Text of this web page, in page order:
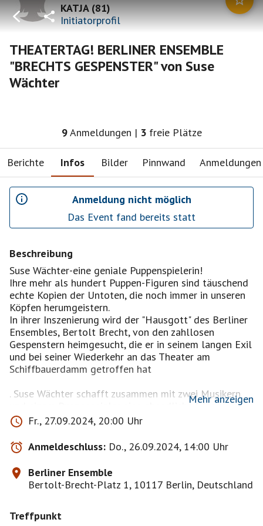
KATJA(81)
Initiatorprofil
THEATERTAG! BERLINER ENSEMBLE
"BRECHTS GESPENSTER" von Suse
Wächter
9Anmeldungen | 3 freie Plätze
Berichte Infos Bilder Pinnwand Anmeldungen
Anmeldung nicht möglich
Das Event fand bereits statt
Beschreibung
Suse Wächter-eine geniale Puppenspielerin!
Ihre mehr als hundert Puppen-Figuren sind täuschend
echte Kopien der Untoten, die noch immer in unseren
Köpfen herumgeistern.
In ihrer Inszenierung wird der "Hausgott" des Berliner
Ensembles, Bertolt Brecht, von den zahllosen
Gespenstern heimgesucht, die er in seinem langen Exil
und bei seiner Wiederkehr an das Theater am
Schiffbauerdamm getroffen hat
. Suse Wächter schafft zusammen mit zwei Musikern
und einem Puppenspieler eine abendliche Séance, in
der die kleinen Wesen mit der großen Aura ihr Spiel
spielen.
Suse Wächter ist die Erfinderin einer Welt, die von
Wiedergänger:innen des 20. Jahrhunderts bevölkert ist.
In ihrer epochalen Aufführung Helden des 20.
Jahrhunderts traten die unsterblichen Stars, Dämonen
der Geschichte und unvergessenen Held:innen unserer
Mehr anzeigen
Fr., 27.09.2024, 20:00 Uhr
Anmeldeschluss: Do., 26.09.2024, 14:00 Uhr
Berliner Ensemble
Bertolt-Brecht-Platz 1, 10117 Berlin, Deutschland
Treffpunkt